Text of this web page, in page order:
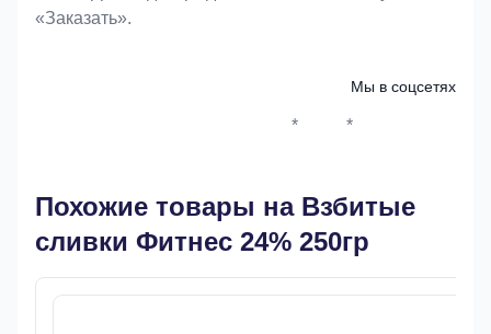
«Заказать».
Мы в соцсетях
* *
Похожие товары на Взбитые
сливки Фитнес 24% 250гр